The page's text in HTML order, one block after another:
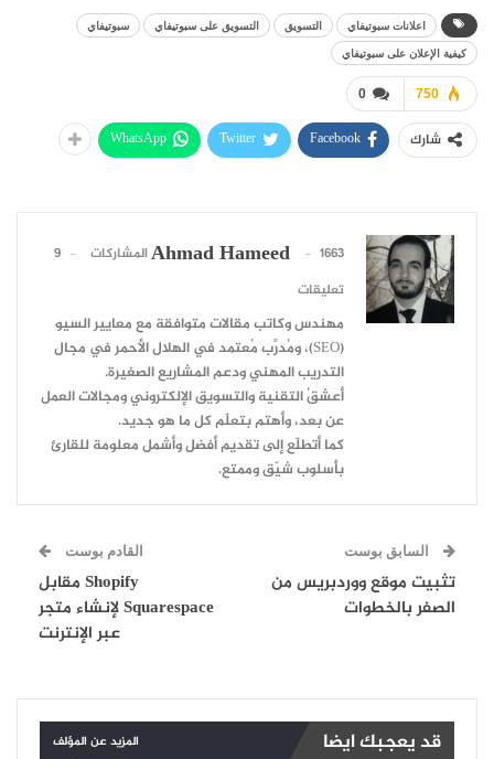
اعلانات سبوتيفاي التسويق التسويق على سبوتيفاي
سبوتيفاي
كيفية الإعلان على سبوتيفاي
0 750
شارك Facebook
Twitter
WhatsApp
Ahmad Hameed 1663 المشاركات
9
تعليقات
مهندس وكاتب مقالات متوافقة مع معايير السيو
(SEO)، ومُدرِّب مُعتمد في الهلال الأحمر في مجال
التدريب المهني ودعم المشاريع الصغيرة.
أعشقُ التقنية والتسويق الإلكتروني ومجالات العمل
عن بعد، وأهتم بتعلّم كل ما هو جديد.
كما أتطلّع إلى تقديم أفضل وأشمل معلومة للقارئ
بأسلوب شيّق وممتع.
السابق بوست
تثبيت موقع ووردبريس من
الصفر بالخطوات
القادم بوست
Shopify مقابل
Squarespace لإنشاء متجر
عبر الإنترنت
قد يعجبك ايضا المزيد عن المؤلف